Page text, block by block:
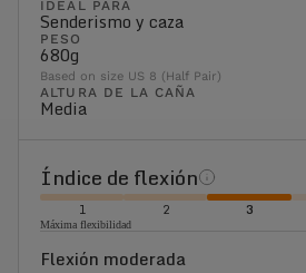
IDEAL PARA
Senderismo y caza
PESO
680g
Based on size US 8 (Half Pair)
ALTURA DE LA CAÑA
Media
Índice de flexión
1 2 3
Máxima flexibilidad
Flexión moderada